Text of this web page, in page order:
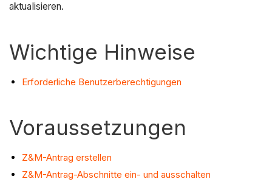
aktualisieren.
Wichtige Hinweise
Erforderliche Benutzerberechtigungen
Voraussetzungen
Z&M-Antrag erstellen
Z&M-Antrag-Abschnitte ein- und ausschalten